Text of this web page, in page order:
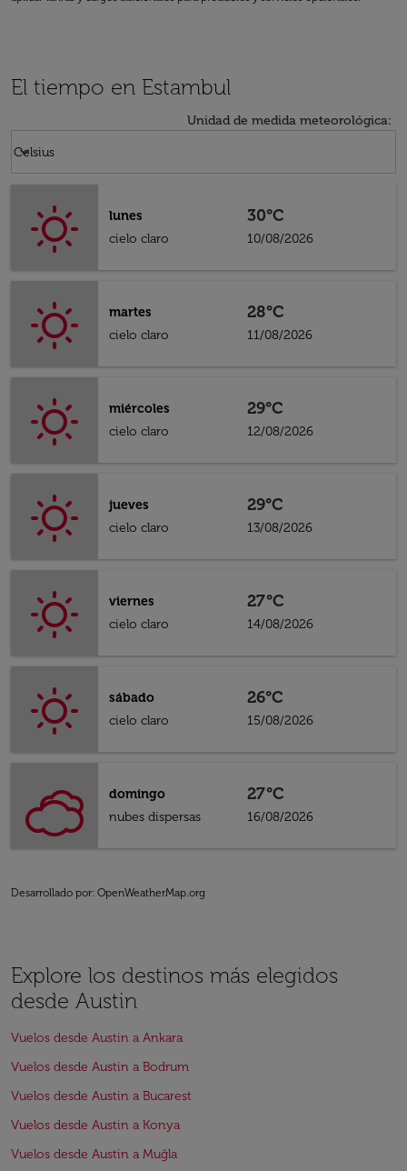
El tiempo en Estambul
Unidad de medida meteorológica:
Celsius
keyboard_arrow_down
lunes
cielo claro
30°C
10/08/2026
martes
cielo claro
28°C
11/08/2026
miércoles
cielo claro
29°C
12/08/2026
jueves
cielo claro
29°C
13/08/2026
viernes
cielo claro
27°C
14/08/2026
sábado
cielo claro
26°C
15/08/2026
domingo
nubes dispersas
27°C
16/08/2026
Desarrollado por: OpenWeatherMap.org
Explore los destinos más elegidos
desde Austin
Vuelos desde Austin a Ankara
Vuelos desde Austin a Bodrum
Vuelos desde Austin a Bucarest
Vuelos desde Austin a Konya
Vuelos desde Austin a Muğla